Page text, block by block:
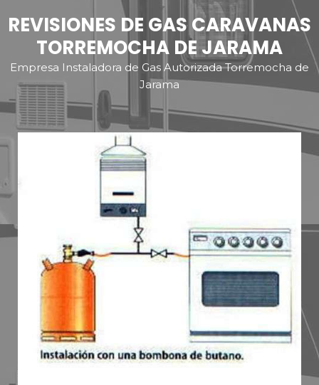
REVISIONES DE GAS CARAVANAS
TORREMOCHA DE JARAMA
Empresa Instaladora de Gas Autorizada Torremocha de
Jarama